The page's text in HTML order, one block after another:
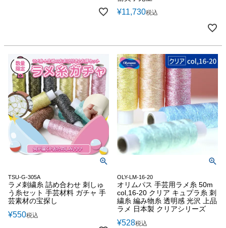
¥11,730税込
TSU-G-305A
ラメ刺繍糸 詰め合わせ 刺しゅ
う糸セット 手芸材料 ガチャ 手
芸素材の宝探し
¥550税込
OLY-LM-16-20
オリムパス 手芸用ラメ糸 50m
col,16-20 クリア キュプラ糸 刺
繍糸 編み物糸 透明感 光沢 上品
ラメ 日本製 クリアシリーズ
¥528税込